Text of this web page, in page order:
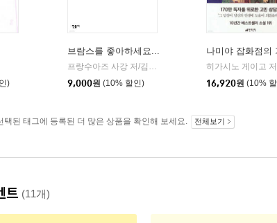
)
브람스를 좋아하세요...
민음사
9,000원 (10% 할인)
나미야 잡화점의
16,920원 (10%
택된 태그에 등록된 더 많은 상품을 확인해 보세요. 전체보기
트 (11개)